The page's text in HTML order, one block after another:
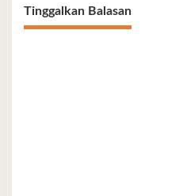
Tinggalkan Balasan